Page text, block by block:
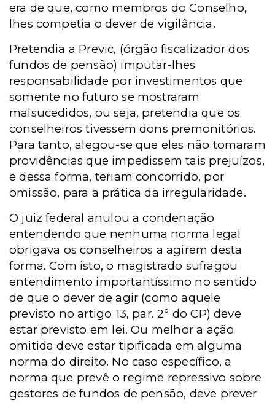
era de que, como membros do Conselho,
lhes competia o dever de vigilância.
Pretendia a Previc, (órgão fiscalizador dos
fundos de pensão) imputar-lhes
responsabilidade por investimentos que
somente no futuro se mostraram
malsucedidos, ou seja, pretendia que os
conselheiros tivessem dons premonitórios.
Para tanto, alegou-se que eles não tomaram
providências que impedissem tais prejuízos,
e dessa forma, teriam concorrido, por
omissão, para a prática da irregularidade.
O juiz federal anulou a condenação
entendendo que nenhuma norma legal
obrigava os conselheiros a agirem desta
forma. Com isto, o magistrado sufragou
entendimento importantíssimo no sentido
de que o dever de agir (como aquele
previsto no artigo 13, par. 2º do CP) deve
estar previsto em lei. Ou melhor a ação
omitida deve estar tipificada em alguma
norma do direito. No caso específico, a
norma que prevê o regime repressivo sobre
gestores de fundos de pensão, deve prever